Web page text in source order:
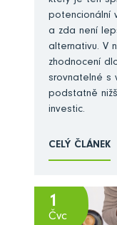
potencionální
a zda není
alternativu. V
zhodnocení
srovnatelné s
podstatně
investic.
CELÝ ČLÁNEK
1
Čvc